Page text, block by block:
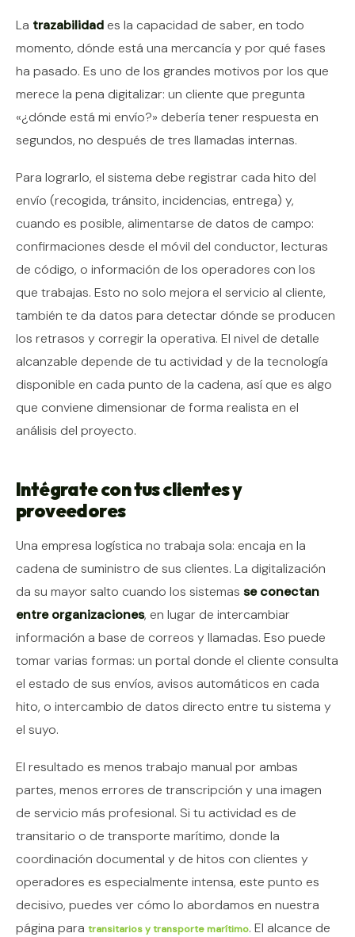
La trazabilidad es la capacidad de saber, en todo
momento, dónde está una mercancía y por qué fases
ha pasado. Es uno de los grandes motivos por los que
merece la pena digitalizar: un cliente que pregunta
«¿dónde está mi envío?» debería tener respuesta en
segundos, no después de tres llamadas internas.
Para lograrlo, el sistema debe registrar cada hito del
envío (recogida, tránsito, incidencias, entrega) y,
cuando es posible, alimentarse de datos de campo:
confirmaciones desde el móvil del conductor, lecturas
de código, o información de los operadores con los
que trabajas. Esto no solo mejora el servicio al cliente,
también te da datos para detectar dónde se producen
los retrasos y corregir la operativa. El nivel de detalle
alcanzable depende de tu actividad y de la tecnología
disponible en cada punto de la cadena, así que es algo
que conviene dimensionar de forma realista en el
análisis del proyecto.
Intégrate con tus clientes y
proveedores
Una empresa logística no trabaja sola: encaja en la
cadena de suministro de sus clientes. La digitalización
da su mayor salto cuando los sistemas se conectan
entre organizaciones, en lugar de intercambiar
información a base de correos y llamadas. Eso puede
tomar varias formas: un portal donde el cliente consulta
el estado de sus envíos, avisos automáticos en cada
hito, o intercambio de datos directo entre tu sistema y
el suyo.
El resultado es menos trabajo manual por ambas
partes, menos errores de transcripción y una imagen
de servicio más profesional. Si tu actividad es de
transitario o de transporte marítimo, donde la
coordinación documental y de hitos con clientes y
operadores es especialmente intensa, este punto es
decisivo, puedes ver cómo lo abordamos en nuestra
página para transitarios y transporte marítimo. El alcance de